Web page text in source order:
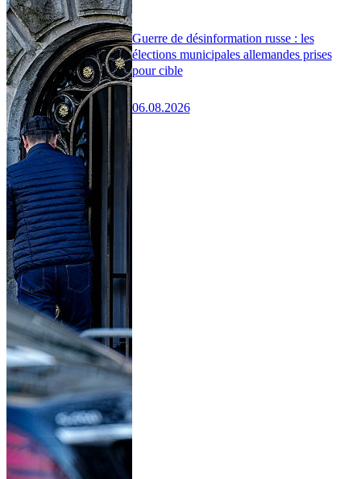
Guerre de désinformation russe : les
élections municipales allemandes prises
pour cible
06.08.2026